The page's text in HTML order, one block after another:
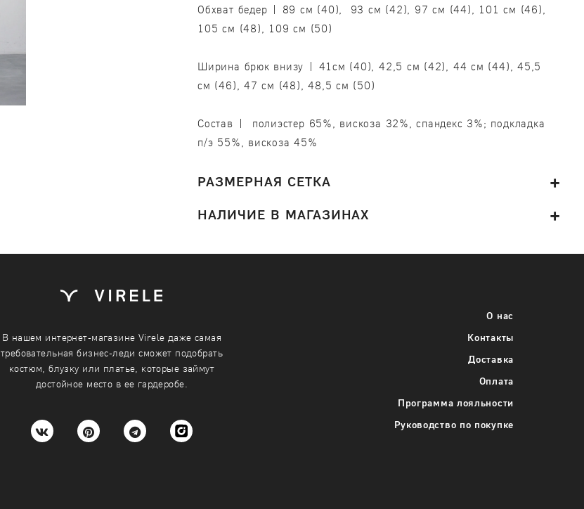
Обхват бедер | 89 см (40), 93 см (42), 97 см (44), 101 см (46),
105 см (48), 109 см (50)
Ширина брюк внизу | 41см (40), 42,5 см (42), 44 см (44), 45,5
см (46), 47 см (48), 48,5 см (50)
Состав | полиэстер 65%, вискоза 32%, спандекс 3%; подкладка
п/э 55%, вискоза 45%
РАЗМЕРНАЯ СЕТКА
НАЛИЧИЕ В МАГАЗИНАХ
В нашем интернет-магазине Virele даже самая
требовательная бизнес-леди сможет подобрать
костюм, блузку или платье, которые займут
достойное место в ее гардеробе.
О нас
Контакты
Доставка
Оплата
Программа лояльности
Руководство по покупке